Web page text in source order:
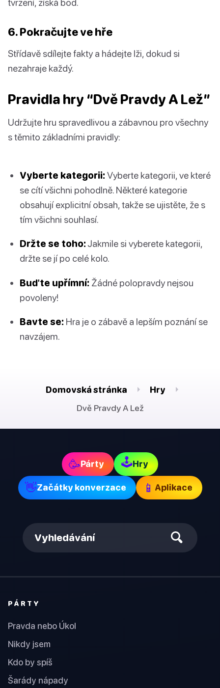
tvrzení, získá bod.
6. Pokračujte ve hře
Střídavě sdílejte fakty a hádejte lži, dokud si
nezahraje každý.
Pravidla hry “Dvě Pravdy A Lež”
Udržujte hru spravedlivou a zábavnou pro všechny
s těmito základními pravidly:
Vyberte kategorii: Vyberte kategorii, ve které
se cítí všichni pohodlně. Některé kategorie
obsahují explicitní obsah, takže se ujistěte, že s
tím všichni souhlasí.
Držte se toho: Jakmile si vyberete kategorii,
držte se jí po celé kolo.
Buďte upřímní: Žádné polopravdy nejsou
povoleny!
Bavte se: Hra je o zábavě a lepším poznání se
navzájem.
Domovská stránka
Hry
Dvě Pravdy A Lež
🥳Párty 🕹Hry
👋Začátky konverzace 📱 Aplikace
Vyhledávání
PÁRTY
Pravda nebo Úkol
Nikdy jsem
Kdo by spíš
Šarády nápady